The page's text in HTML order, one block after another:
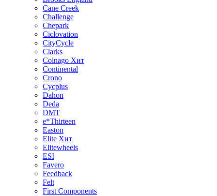
Cane Creek
Challenge
Chepark
Ciclovation
CityCycle
Clarks
Colnago Хит
Continental
Crono
Cycplus
Dahon
Deda
DMT
e*Thirteen
Easton
Elite Хит
Elitewheels
ESI
Favero
Feedback
Felt
First Components